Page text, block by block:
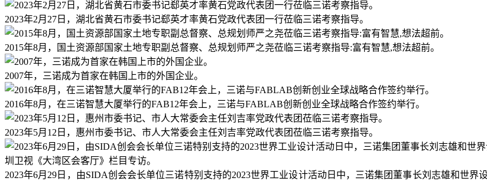
2023年2月27日，湖北省黄石市委书记郄英才率黄石党政代表团一行莅临三诺考察指导。
2015年8月，国土资源部国家土地专职副总督察、总规划师严之尧莅临三诺考察指导:富有智慧,想法超前。
2007年，三诺成为首家在韩国上市的外国企业。
2016年8月，在三诺智慧大厦举行的FAB12年会上，三诺与FABLAB创新创业全球战略合作签约举行。
2023年5月12日，惠州市委书记、市人大常委会主任刘吉率党政代表团莅临三诺考察指导。
2023年6月29日，由SIDA创会会长单位三诺特别支持的2023世界工业设计活动日中，三诺集团董事长刘志雄和世界